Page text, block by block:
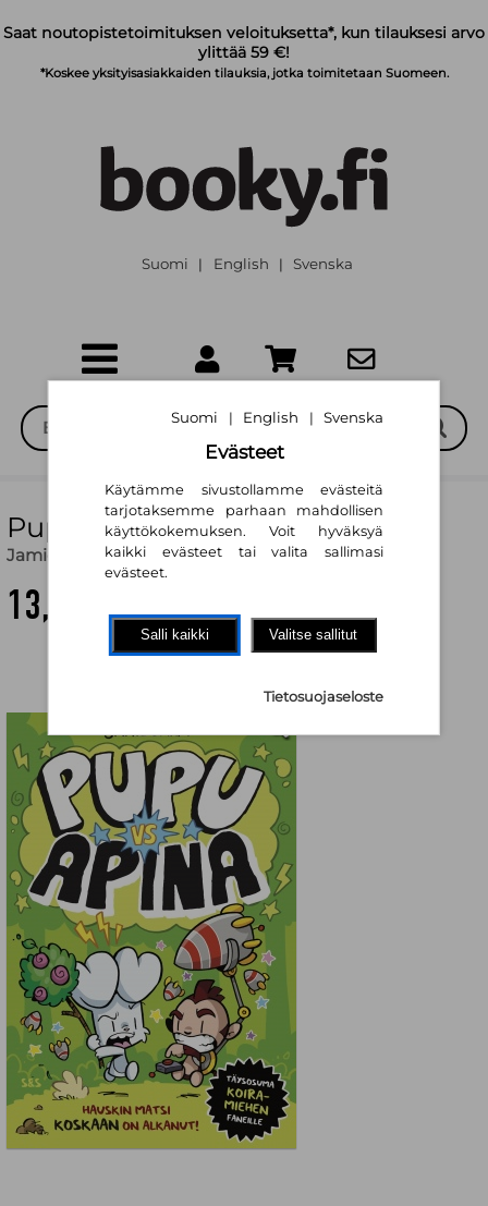
Saat noutopistetoimituksen veloituksetta*, kun tilauksesi arvo
ylittää 59 €!
*Koskee yksityisasiakkaiden tilauksia, jotka toimitetaan Suomeen.
Suomi | English | Svenska
Pupu vs Apina
Jamie Smart,Mirjam Ilvas (käänt.)
13,60 €
Suomi | English | Svenska
Evästeet
Käytämme sivustollamme evästeitä
tarjotaksemme parhaan mahdollisen
käyttökokemuksen. Voit hyväksyä
kaikki evästeet tai valita sallimasi
evästeet.
Salli kaikki Valitse sallitut
Tietosuojaseloste